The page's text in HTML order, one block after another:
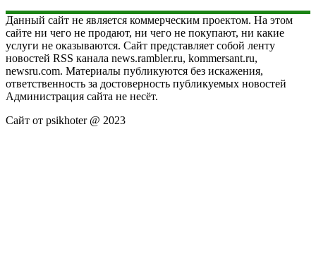
Данный сайт не является коммерческим проектом. На этом
сайте ни чего не продают, ни чего не покупают, ни какие
услуги не оказываются. Сайт представляет собой ленту
новостей RSS канала news.rambler.ru, kommersant.ru,
newsru.com. Материалы публикуются без искажения,
ответственность за достоверность публикуемых новостей
Администрация сайта не несёт.
Сайт от psikhoter @ 2023